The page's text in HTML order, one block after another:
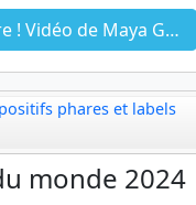
Gning - élève de 2nde 2
phares et labels
monde 2024